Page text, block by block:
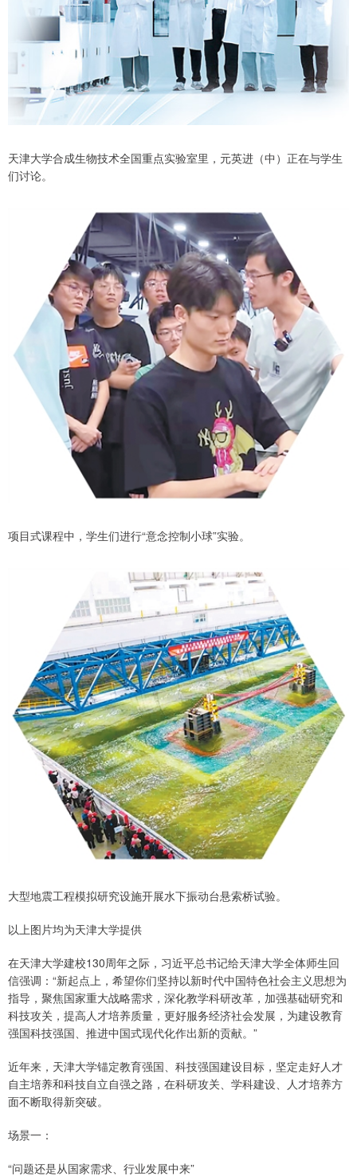
天津大学合成生物技术全国重点实验室里，元英进（中）正在与学生
们讨论。
项目式课程中，学生们进行“意念控制小球”实验。
大型地震工程模拟研究设施开展水下振动台悬索桥试验。
以上图片均为天津大学提供
在天津大学建校130周年之际，习近平总书记给天津大学全体师生回
信强调：“新起点上，希望你们坚持以新时代中国特色社会主义思想为
指导，聚焦国家重大战略需求，深化教学科研改革，加强基础研究和
科技攻关，提高人才培养质量，更好服务经济社会发展，为建设教育
强国科技强国、推进中国式现代化作出新的贡献。”
近年来，天津大学锚定教育强国、科技强国建设目标，坚定走好人才
自主培养和科技自立自强之路，在科研攻关、学科建设、人才培养方
面不断取得新突破。
场景一：
“问题还是从国家需求、行业发展中来”